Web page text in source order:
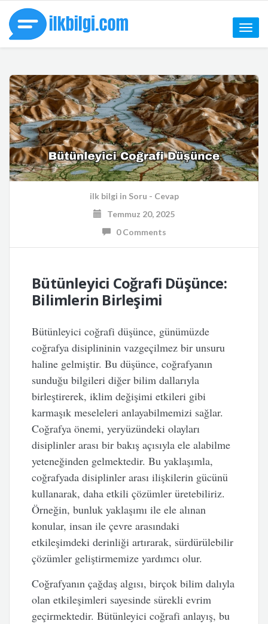
Toggle
ilk bilgi in Soru - Cevap
Temmuz 20, 2025
0 Comments
Bütünleyici Coğrafi Düşünce:
Bilimlerin Birleşimi
Bütünleyici coğrafi düşünce, günümüzde
coğrafya disiplininin vazgeçilmez bir unsuru
haline gelmiştir. Bu düşünce, coğrafyanın
sunduğu bilgileri diğer bilim dallarıyla
birleştirerek, iklim değişimi etkileri gibi
karmaşık meseleleri anlayabilmemizi sağlar.
Coğrafya önemi, yeryüzündeki olayları
disiplinler arası bir bakış açısıyla ele alabilme
yeteneğinden gelmektedir. Bu yaklaşımla,
coğrafyada disiplinler arası ilişkilerin gücünü
kullanarak, daha etkili çözümler üretebiliriz.
Örneğin, bunluk yaklaşımı ile ele alınan
konular, insan ile çevre arasındaki
etkileşimdeki derinliği artırarak, sürdürülebilir
çözümler geliştirmemize yardımcı olur.
Coğrafyanın çağdaş algısı, birçok bilim dalıyla
olan etkileşimleri sayesinde sürekli evrim
geçirmektedir. Bütünleyici coğrafi anlayış, bu